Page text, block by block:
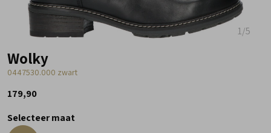
1/5
Wolky
0447530.000 zwart
179,90
Selecteer maat